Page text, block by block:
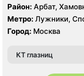
Район: Арбат,
Метро: Лужники,
Город: Москва
КТ глазниц